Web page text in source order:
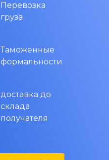
Перевозка
груза
Таможенные
формальности
доставка до
склада
получателя